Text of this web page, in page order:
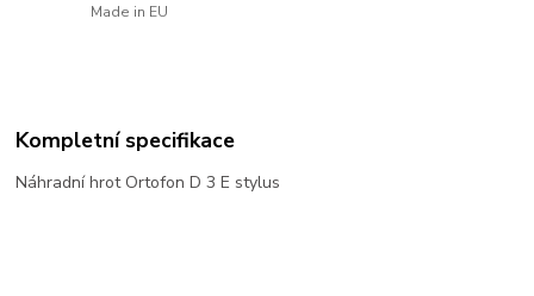
Made in EU
Kompletní specifikace
Náhradní hrot Ortofon D 3 E stylus